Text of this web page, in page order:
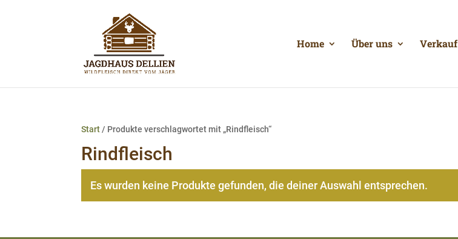
Home Über uns Verkauf
Start / Produkte verschlagwortet mit „Rindfleisch“
Rindfleisch
Es wurden keine Produkte gefunden, die deiner Auswahl entsprechen.